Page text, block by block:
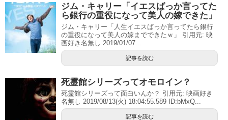
ジム・キャリー「イエスばっか言ってた
ら銀行の重役になって美人の嫁できた」
ジム・キャリー「人生イエスばっか言ってたら銀行
の重役になって美人の嫁までできたｗ」 引用元: 映
画好き名無し 2019/01/07...
記事を読む
死霊館シリーズってオモロイン？
死霊館シリーズって面白いんか？ 引用元: 映画好き
名無し 2019/08/13(火) 18:04:55.589 ID:bMxQ...
記事を読む